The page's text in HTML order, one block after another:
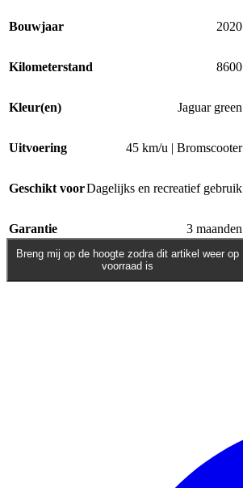
Bouwjaar 2020
Kilometerstand 8600
Kleur(en) Jaguar green
Uitvoering 45 km/u | Bromscooter
Geschikt voorDagelijks en recreatief gebruik
Garantie 3 maanden
Breng mij op de hoogte zodra dit artikel weer op
voorraad is